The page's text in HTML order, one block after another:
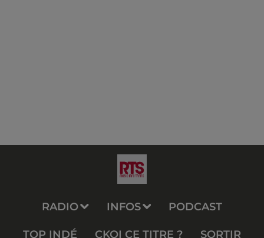
RADIO INFOS PODCAST
TOP INDÉ CKOI CE TITRE ? SORTIR